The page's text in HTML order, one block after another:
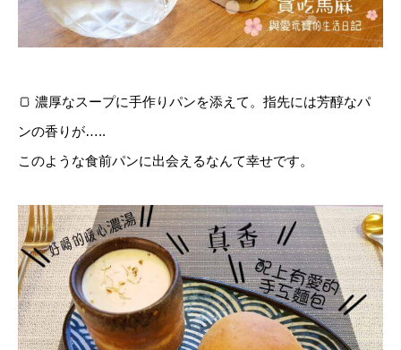
🍞 濃厚なスープに手作りパンを添えて。指先には芳醇なパ
ンの香りが…..
このような食前パンに出会えるなんて幸せです。